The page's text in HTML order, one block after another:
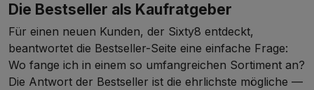
Die Bestseller als Kaufratgeber
Für einen neuen Kunden, der Sixty8 entdeckt,
beantwortet die Bestseller-Seite eine einfache Frage:
Wo fange ich in einem so umfangreichen Sortiment an?
Die Antwort der Bestseller ist die ehrlichste mögliche —